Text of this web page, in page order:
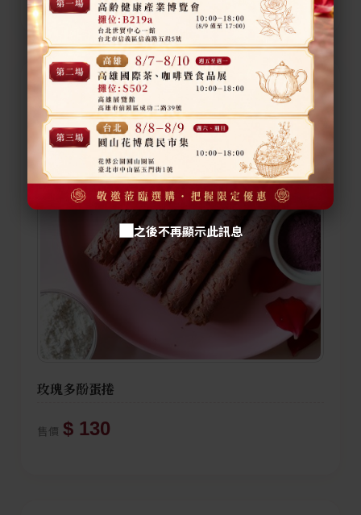
玫瑰多酚蛋捲
售價 $ 130
之後不再顯示此訊息